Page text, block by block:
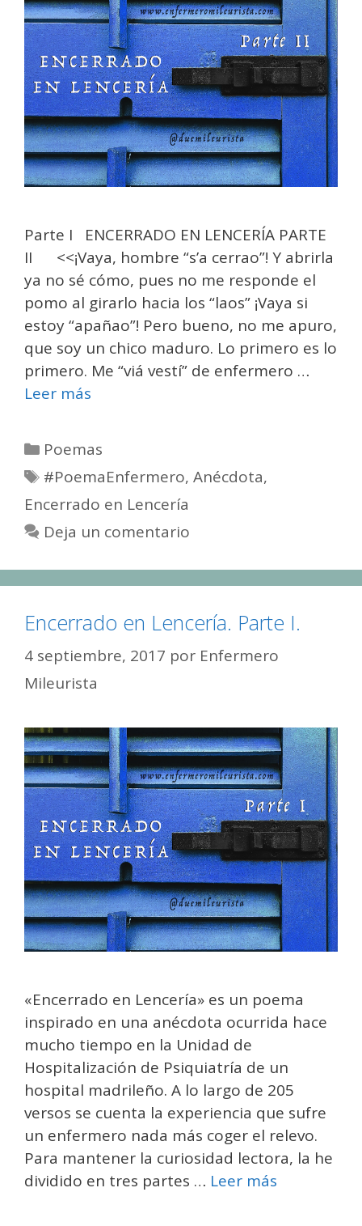
Parte I ENCERRADO EN LENCERÍA PARTE
II <<¡Vaya, hombre “s’a cerrao”! Y abrirla
ya no sé cómo, pues no me responde el
pomo al girarlo hacia los “laos” ¡Vaya si
estoy “apañao”! Pero bueno, no me apuro,
que soy un chico maduro. Lo primero es lo
primero. Me “viá vestí” de enfermero …
Leer más
Categorías
Poemas
Etiquetas
#PoemaEnfermero,Anécdota,
Encerrado en Lencería
Deja un comentario
Encerrado en Lencería. Parte I.
4 septiembre, 2017 por Enfermero
Mileurista
«Encerrado en Lencería» es un poema
inspirado en una anécdota ocurrida hace
mucho tiempo en la Unidad de
Hospitalización de Psiquiatría de un
hospital madrileño. A lo largo de 205
versos se cuenta la experiencia que sufre
un enfermero nada más coger el relevo.
Para mantener la curiosidad lectora, la he
dividido en tres partes … Leer más